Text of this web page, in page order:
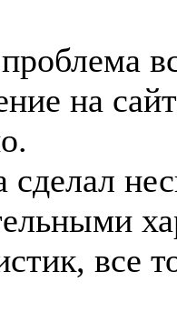
на
сделал
все